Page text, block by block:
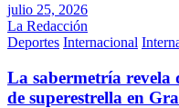
julio 25, 2026
La Redacción
Deportes Internacional
La sabermetría revela
de superestrella en